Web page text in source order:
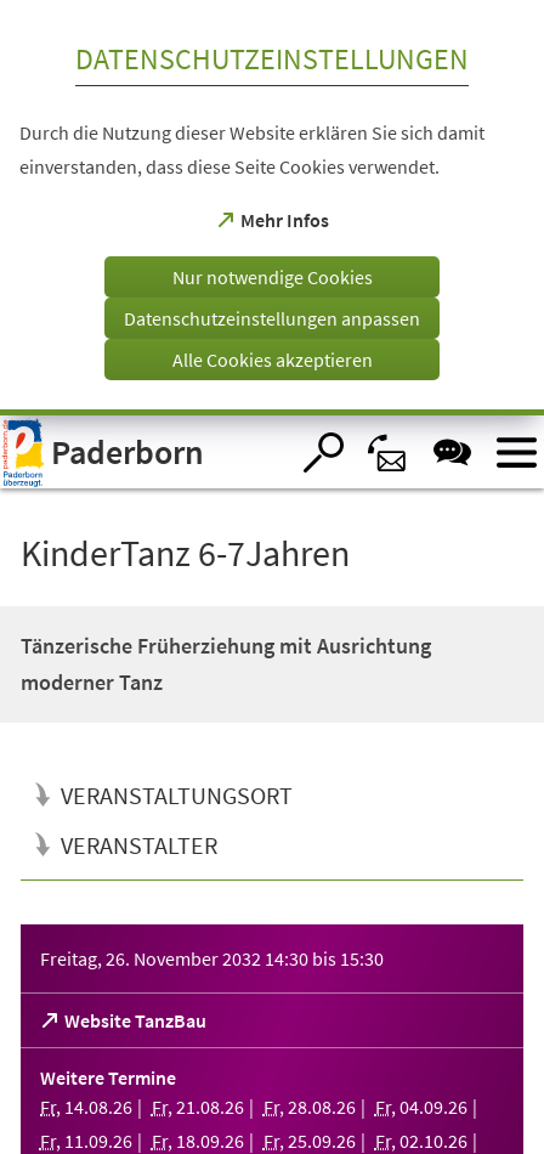
Visuelle
Assistenzsoftware
öffnen.
DATENSCHUTZEINSTELLUNGEN
Durch die Nutzung dieser Website erklären Sie sich damit
einverstanden, dass diese Seite Cookies verwendet.
Mehr Infos
(Öffnet
einem
Tab)
Nur notwendige Cookies
Datenschutzeinstellungen anpassen
Alle Cookies akzeptieren
Paderborn
KinderTanz 6-7Jahren
Tänzerische Früherziehung mit Ausrichtung
moderner Tanz
VERANSTALTUNGSORT
VERANSTALTER
Freitag, 26. November 2032 14:30 bis 15:30
Website TanzBau
(Öffnet
in
einem
neuen
Tab)
Weitere Termine
Fr, 14.08.26 Fr, 21 .08.26 Fr, 28.08.26 Fr, 04.09.26
Fr, 11 .09.26 Fr, 18.09.26 Fr, 25.09.26 Fr, 02.10.26